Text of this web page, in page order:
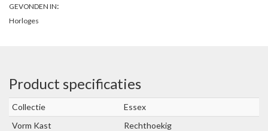
GEVONDEN IN:
Horloges
Product specificaties
Collectie
Essex
Vorm Kast
Rechthoekig